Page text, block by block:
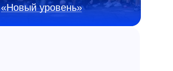
«Новый уровень»